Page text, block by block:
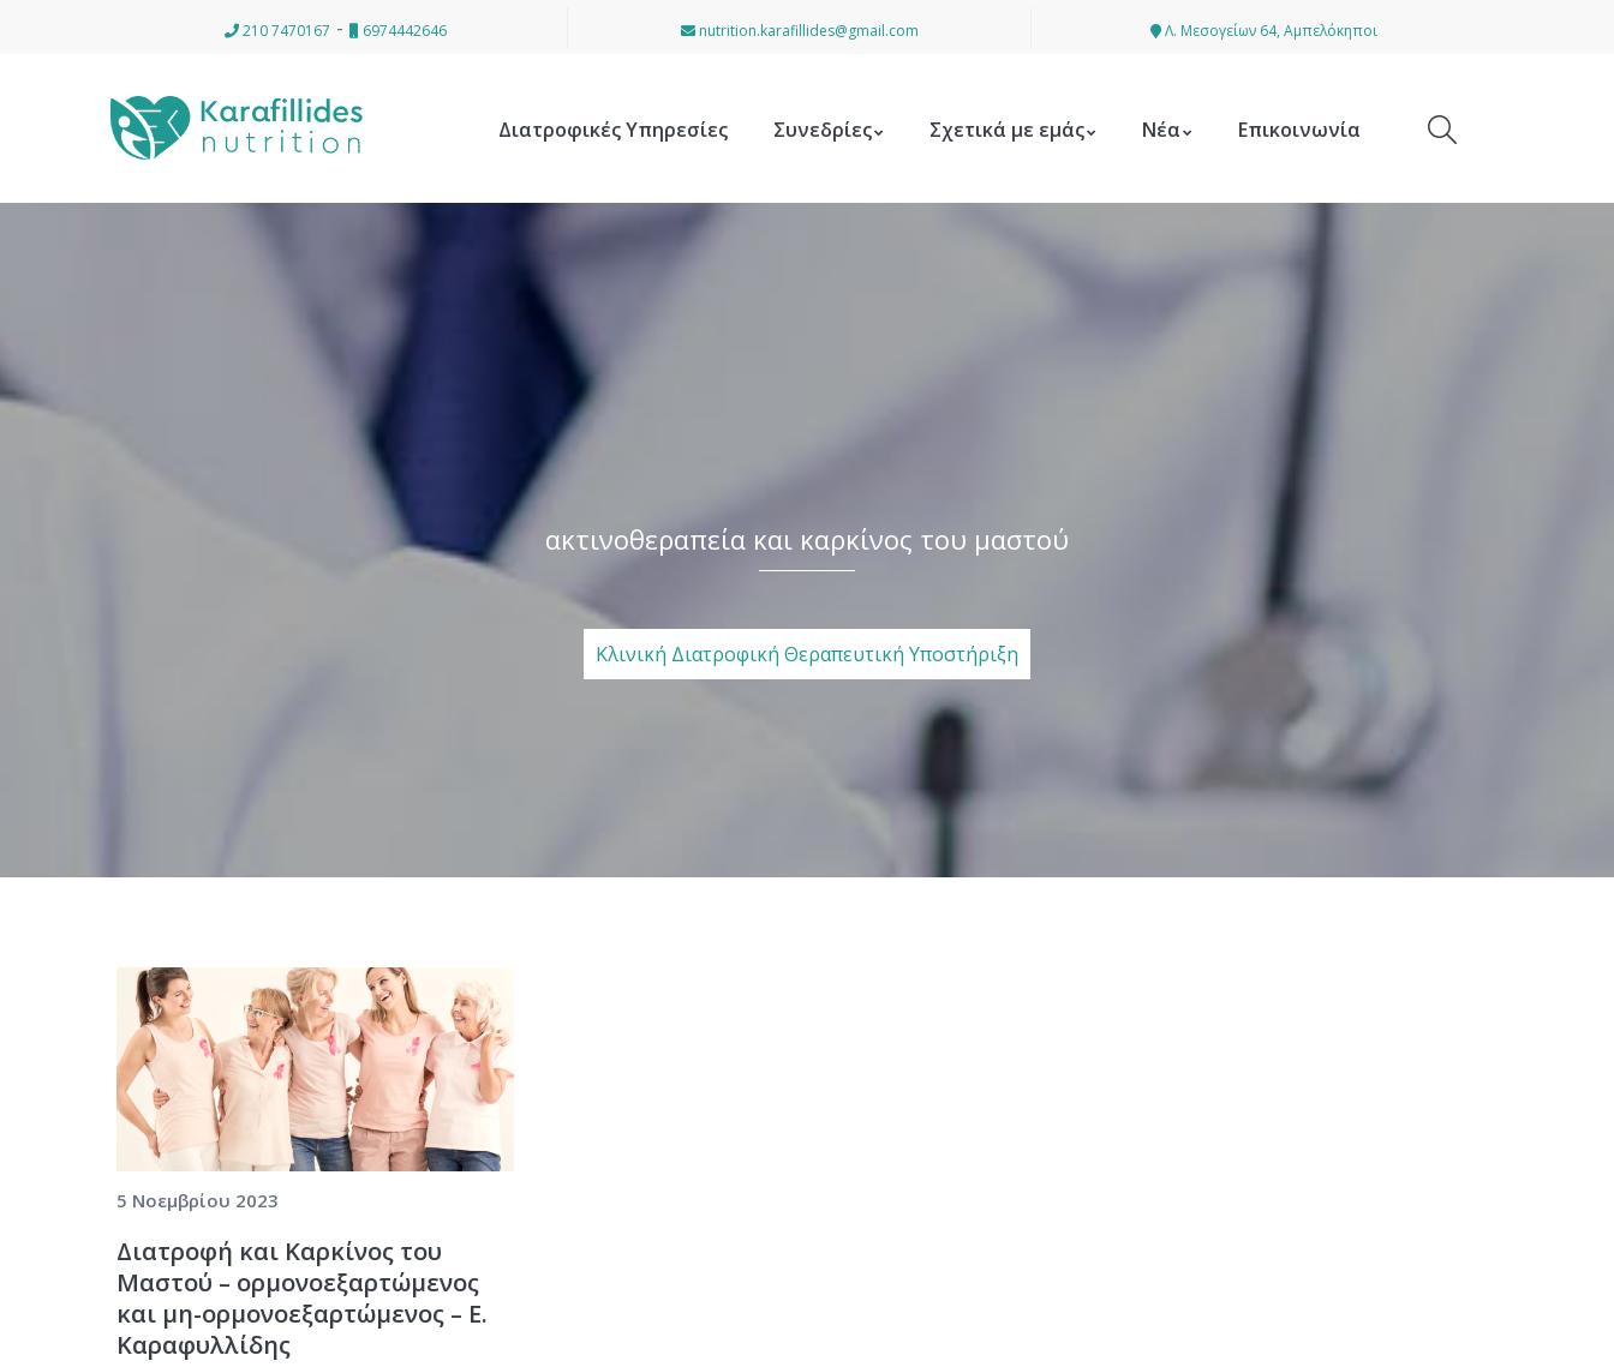
210 7470167 - 6974442646 nutrition.karafillides@gmail.com Λ. Μεσογείων 64, Αμπελόκηποι
Διατροφικές Υπηρεσίες Συνεδρίες Σχετικά με εμάς Νέα Επικοινωνία
ακτινοθεραπεία και καρκίνος του μαστού
Κλινική Διατροφική Θεραπευτική Υποστήριξη
5 Νοεμβρίου 2023
Διατροφή και Καρκίνος του
Μαστού – ορμονοεξαρτώμενος
και μη-ορμονοεξαρτώμενος – Ε.
Καραφυλλίδης